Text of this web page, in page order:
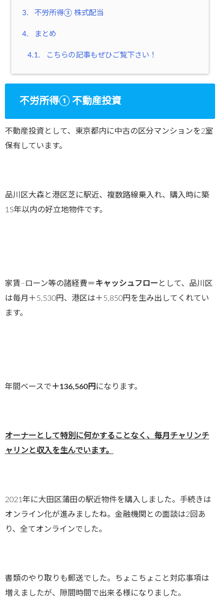
3. 不労所得③ 株式配当
4. まとめ
4.1. こちらの記事もぜひご覧下さい！
不労所得① 不動産投資
不動産投資として、東京都内に中古の区分マンションを2室
保有しています。
品川区大森と港区芝に駅近、複数路線乗入れ、購入時に築
15年以内の好立地物件です。
家賃−ローン等の諸経費＝キャッシュフロー として、品川区
は毎月＋5,530円、港区は＋5,850円を生み出してくれてい
ます。
年間ベースで＋136,560円 になります。
オーナーとして特別に何かすることなく、毎月チャリンチ
ャリンと収入を生んでいます。
2021年に大田区蒲田の駅近物件を購入しました。手続きは
オンライン化が進みましたね。金融機関との面談は2回あ
り、全てオンラインでした。
書類のやり取りも郵送でした。ちょこちょこと対応事項は
増えましたが、隙間時間で出来る様になりました。